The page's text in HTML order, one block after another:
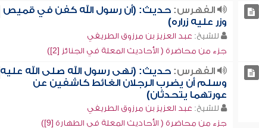
الفهرس: حديث: (أن رسول الله كفن في قميص
وزر عليه زراره)
للشيخ: عبد العزيز بن مرزوق الطريفي
جزء من محاضرة ( الأحاديث المعلة في الجنائز [2])
الفهرس: حديث: (نهى رسول الله صلى الله عليه
وسلم أن يضرب الرجلان الغائط كاشفين عن
عورتهما يتحدثان)
للشيخ: عبد العزيز بن مرزوق الطريفي
جزء من محاضرة ( الأحاديث المعلة في الطهارة [9])